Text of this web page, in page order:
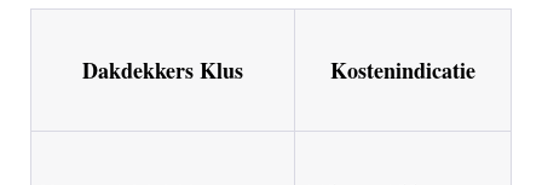
Dakdekkers Klus Kostenindicatie